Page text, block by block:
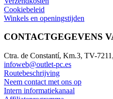
Cookiebeleid
Winkels en openingstijden
CONTACTGEGEVENS
Ctra. de Constantí, Km.3, TV-
infoweb@outlet-pc.es
Routebeschrijving
Neem contact met ons op
Intern informatiekanaal